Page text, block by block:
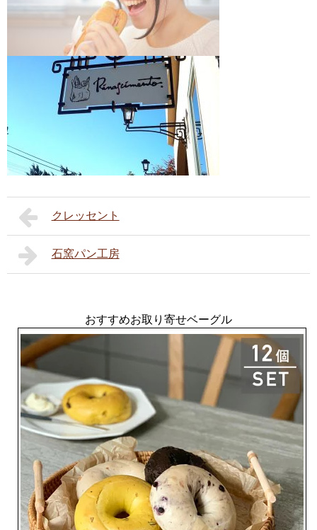
クレッセント
石窯パン工房
おすすめお取り寄せベーグル